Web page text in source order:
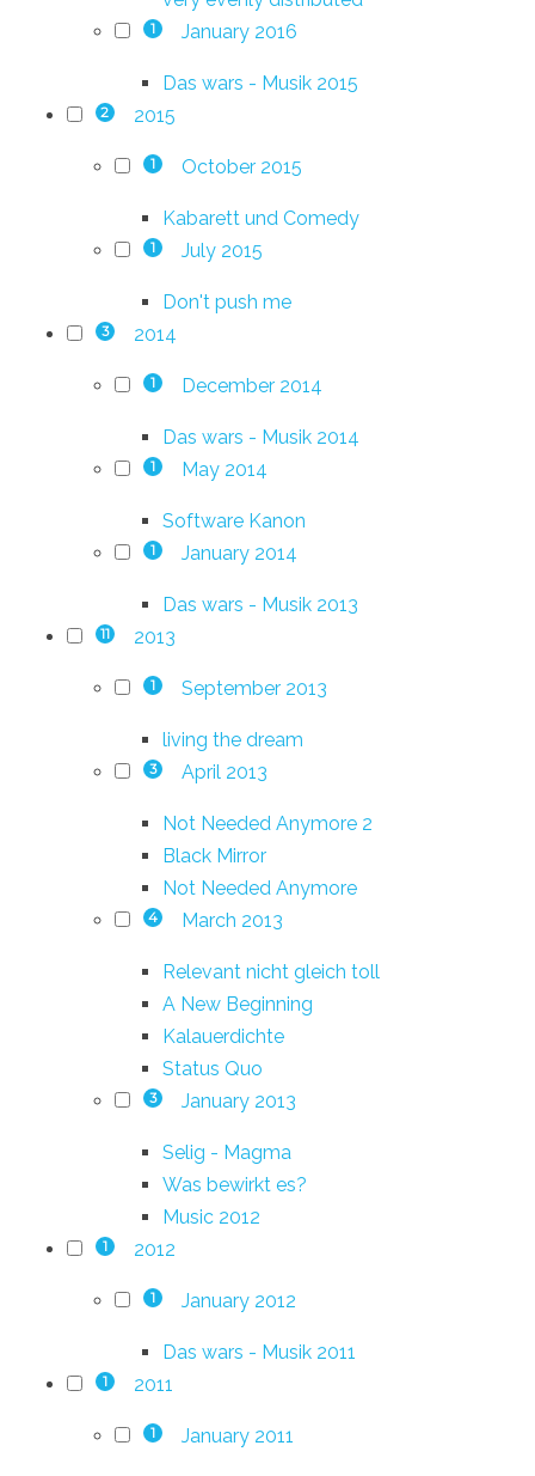
1 January 2016
Das wars - Musik 2015
2 2015
1 October 2015
Kabarett und Comedy
1 July 2015
Don't push me
3 2014
1 December 2014
Das wars - Musik 2014
1 May 2014
Software Kanon
1 January 2014
Das wars - Musik 2013
11 2013
1 September 2013
living the dream
3 April 2013
Not Needed Anymore 2
Black Mirror
Not Needed Anymore
4 March 2013
Relevant nicht gleich toll
A New Beginning
Kalauerdichte
Status Quo
3 January 2013
Selig - Magma
Was bewirkt es?
Music 2012
1 2012
1 January 2012
Das wars - Musik 2011
1 2011
1 January 2011